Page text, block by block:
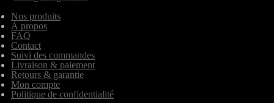
Nos produits
À propos
FAQ
Contact
Suivi des commandes
Livraison & paiement
Retours & garantie
Mon compte
Politique de confidentialité